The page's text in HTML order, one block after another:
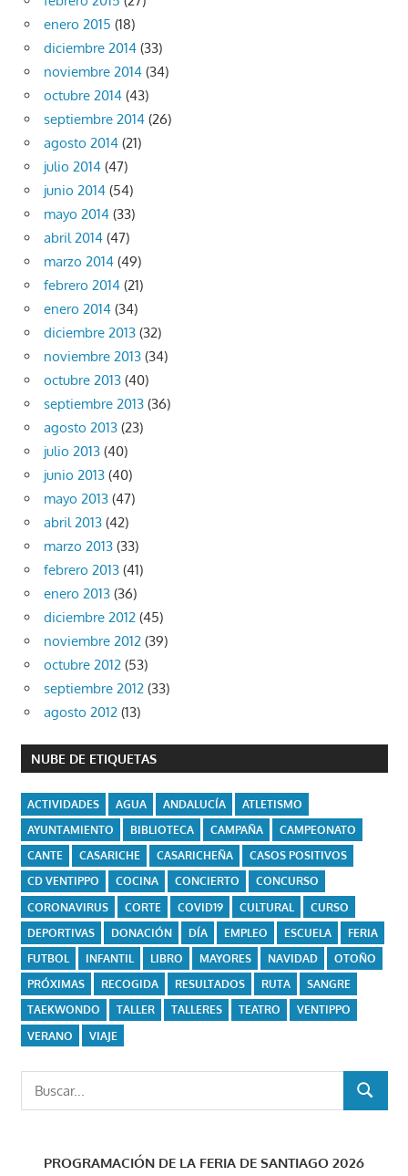
enero 2015 (18)
diciembre 2014 (33)
noviembre 2014 (34)
octubre 2014 (43)
septiembre 2014 (26)
agosto 2014 (21)
julio 2014 (47)
junio 2014 (54)
mayo 2014 (33)
abril 2014 (47)
marzo 2014 (49)
febrero 2014 (21)
enero 2014 (34)
diciembre 2013 (32)
noviembre 2013 (34)
octubre 2013 (40)
septiembre 2013 (36)
agosto 2013 (23)
julio 2013 (40)
junio 2013 (40)
mayo 2013 (47)
abril 2013 (42)
marzo 2013 (33)
febrero 2013 (41)
enero 2013 (36)
diciembre 2012 (45)
noviembre 2012 (39)
octubre 2012 (53)
septiembre 2012 (33)
agosto 2012 (13)
NUBE DE ETIQUETAS
ACTIVIDADES AGUA ANDALUCÍA
ATLETISMO
AYUNTAMIENTO
BIBLIOTECA CAMPAÑA
CAMPEONATO
CANTE
CASARICHE CASARICHEÑA
CASOS POSITIVOS
CD VENTIPPO
COCINA CONCIERTO
CONCURSO
CORONAVIRUS
CORTE COVID19 CULTURAL
CURSO
DEPORTIVAS
DONACIÓN DÍA EMPLEO ESCUELA
FERIA
FUTBOL
INFANTIL LIBRO MAYORES NAVIDAD
OTOÑO
PRÓXIMAS
RECOGIDA RESULTADOS RUTA
SANGRE
TAEKWONDO
TALLER TALLERES TEATRO
VENTIPPO
VERANO
VIAJE
BUSCAR
PROGRAMACIÓN DE LA FERIA DE SANTIAGO 2026